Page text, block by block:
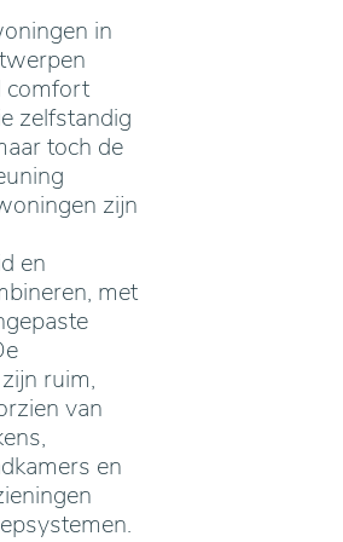
in
comfort
zelfstandig
toch de
zijn
en
met
ruim,
van
en